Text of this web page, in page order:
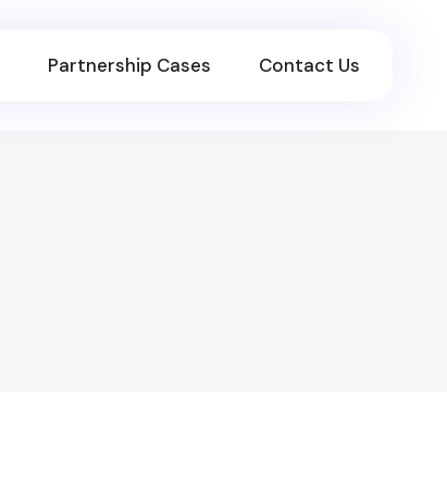
Partnership Cases Contact Us